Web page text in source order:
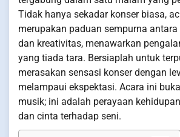
Tidak hanya sekadar konser biasa,
merupakan paduan sempurna antara
dan kreativitas, menawarkan
yang tiada tara. Bersiaplah untuk
merasakan sensasi konser dengan
melampaui ekspektasi. Acara ini
musik; ini adalah perayaan
dan cinta terhadap seni.